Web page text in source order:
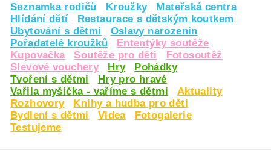
Seznamka rodičů Kroužky
Mateřská centra
Hlídání dětí
Restaurace s dětským koutkem
Ubytování s dětmi
Oslavy narozenin
Pořadatelé kroužků
Ententýky soutěže
Kupovačka
Soutěže pro děti
Fotosoutěž
Slevové vouchery
Hry
Pohádky
Tvoření s dětmi
Hry pro hravé
Vařila myšička - vaříme s dětmi
Aktuality
Rozhovory
Knihy a hudba pro děti
Bydlení s dětmi
Videa
Fotogalerie
Testujeme